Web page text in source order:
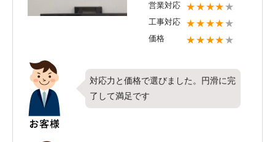
お過ごしいただければ何よりでござい
ます。また何かお困りごとがございま
したらお気軽にご相談ください。今後
たします。
営業対応 ★★★★★
工事対応 ★★★★★
価格 ★★★★★
対応力と価格で選びました。円滑に完
了して満足です